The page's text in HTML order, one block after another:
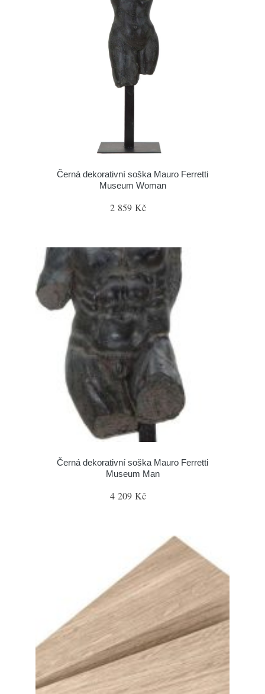
Černá dekorativní soška Mauro Ferretti
Museum Woman
2 859 Kč
Černá dekorativní soška Mauro Ferretti
Museum Man
4 209 Kč